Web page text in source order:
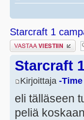
Starcraft 1
Lähetä vastaus
Starcraft
Kirjoittaja -Time
eli tälläseen
peliä